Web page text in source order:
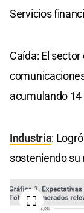
Servicios
Caída: El
acumulando
Industria:
sosteniendo su